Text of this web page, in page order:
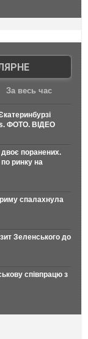
За весь час
ФОТО. ВІДЕО
поранених.
ринку на
спалахнула
Зеленського до
співпрацю з